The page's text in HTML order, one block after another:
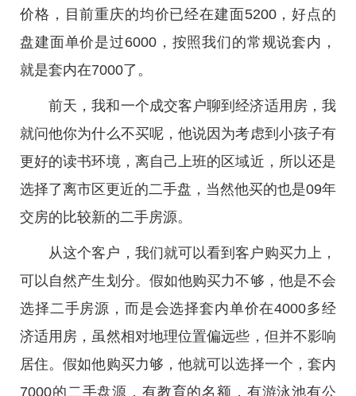
价格，目前重庆的均价已经在建面5200，好点的
盘建面单价是过6000，按照我们的常规说套内，
就是套内在7000了。
前天，我和一个成交客户聊到经济适用房，我
就问他你为什么不买呢，他说因为考虑到小孩子有
更好的读书环境，离自己上班的区域近，所以还是
选择了离市区更近的二手盘，当然他买的也是09年
交房的比较新的二手房源。
从这个客户，我们就可以看到客户购买力上，
可以自然产生划分。假如他购买力不够，他是不会
选择二手房源，而是会选择套内单价在4000多经
济适用房，虽然相对地理位置偏远些，但并不影响
居住。假如他购买力够，他就可以选择一个，套内
7000的二手盘源，有教育的名额，有游泳池有公